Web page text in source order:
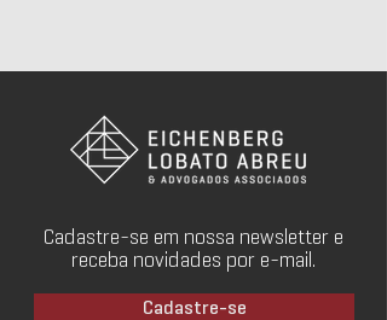
Cadastre-se em nossa newsletter e
receba novidades por e-mail.
Cadastre-se